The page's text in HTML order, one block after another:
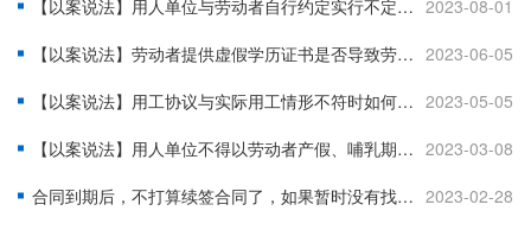
【以案说法】用人单位与劳动者自行约定实行不定时工作制是否有效？ 2023-08-01
【以案说法】劳动者提供虚假学历证书是否导致劳动合同无效？ 2023-06-05
【以案说法】用工协议与实际用工情形不符时如何确定双方劳动权利义务？ 2023-05-05
【以案说法】用人单位不得以劳动者产假、哺乳期未完成原业绩目标而降职降薪 2023-03-08
合同到期后，不打算续签合同了，如果暂时没有找到合适的单位，请问我如何缴纳社保？ 2023-02-28